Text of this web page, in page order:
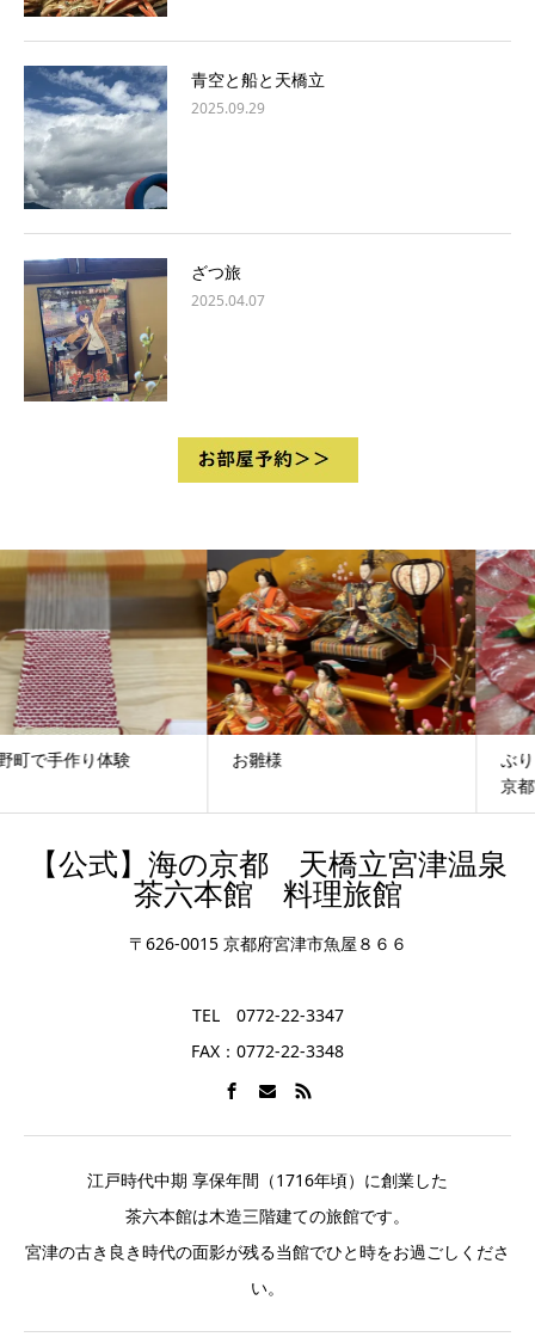
青空と船と天橋立
2025.09.29
ざつ旅
2025.04.07
お雛様
ぶりしゃぶの食べれる旅館
【公式】海の京都 天橋立宮津温泉
茶六本館 料理旅館
〒626-0015 京都府宮津市魚屋８６６
TEL 0772-22-3347
FAX：0772-22-3348
江戸時代中期 享保年間（1716年頃）に創業した
茶六本館は木造三階建ての旅館です。
宮津の古き良き時代の面影が残る当館でひと時をお過ごしくださ
い。